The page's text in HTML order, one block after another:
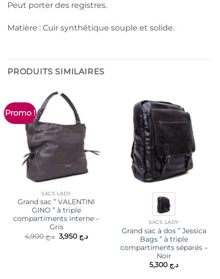
Peut porter des registres.
Matière : Cuir synthétique souple et solide.
PRODUITS SIMILAIRES
Promo !
SACS LADY
Grand sac ” VALENTINI
GINO ” à triple
compartiments interne –
Gris
د.ج4,900
Le
prix
د.ج 3,950
Le
SACS LADY
Grand sac à dos ” Jessica
Bags ” à triple
compartiments séparés –
Noir
د.ج